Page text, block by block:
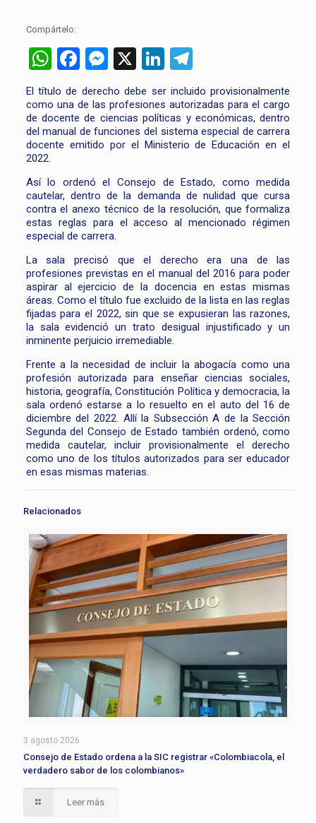
Compártelo:
WhatsApp
Facebook
Messenger
X LinkedIn
Telegram
El título de derecho debe ser incluido provisionalmente
como una de las profesiones autorizadas para el cargo
de docente de ciencias políticas y económicas, dentro
del manual de funciones del sistema especial de carrera
docente emitido por el Ministerio de Educación en el
2022.
Así lo ordenó el Consejo de Estado, como medida
cautelar, dentro de la demanda de nulidad que cursa
contra el anexo técnico de la resolución, que formaliza
estas reglas para el acceso al mencionado régimen
especial de carrera.
La sala precisó que el derecho era una de las
profesiones previstas en el manual del 2016 para poder
aspirar al ejercicio de la docencia en estas mismas
áreas. Como el título fue excluido de la lista en las reglas
fijadas para el 2022, sin que se expusieran las razones,
la sala evidenció un trato desigual injustificado y un
inminente perjuicio irremediable.
Frente a la necesidad de incluir la abogacía como una
profesión autorizada para enseñar ciencias sociales,
historia, geografía, Constitución Política y democracia, la
sala ordenó estarse a lo resuelto en el auto del 16 de
diciembre del 2022. Allí la Subsección A de la Sección
Segunda del Consejo de Estado también ordenó, como
medida cautelar, incluir provisionalmente el derecho
como uno de los títulos autorizados para ser educador
en esas mismas materias.
Relacionados
3 agosto 2026
Consejo de Estado ordena a la SIC registrar «Colombiacola, el
verdadero sabor de los colombianos»
Leer más